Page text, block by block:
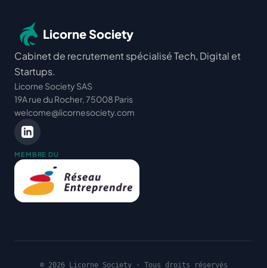
Licorne Society
Cabinet de recrutement spécialisé Tech, Digital et
Startups.
Licorne Society SAS
19A rue du Rocher, 75008 Paris
welcome@licornesociety.com
MEMBRE DU
© 2026 Licorne Society · Tous droits réservés